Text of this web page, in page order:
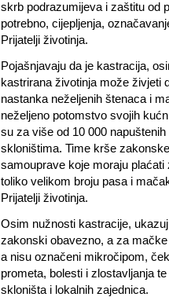
skrb podrazumijeva i zaštitu od
potrebno, cijepljenja,
Prijatelji životinja.
Pojašnjavaju da je kastracija,
kastrirana životinja može živjeti
nastanka neželjenih štenaca i
neželjeno potomstvo svojih
su za više od 10 000
skloništima. Time krše
samouprave koje moraju
toliko velikom broju pasa i
Prijatelji životinja.
Osim nužnosti kastracije,
zakonski obavezno, a za
a nisu označeni mikročipom,
prometa, bolesti i zlostavljanja
skloništa i lokalnih zajednica.